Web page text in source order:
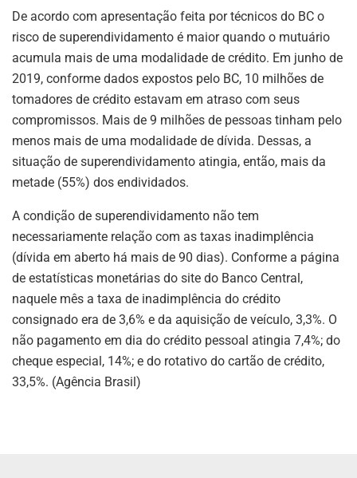
De acordo com apresentação feita por técnicos do BC o
risco de superendividamento é maior quando o mutuário
acumula mais de uma modalidade de crédito. Em junho de
2019, conforme dados expostos pelo BC, 10 milhões de
tomadores de crédito estavam em atraso com seus
compromissos. Mais de 9 milhões de pessoas tinham pelo
menos mais de uma modalidade de dívida. Dessas, a
situação de superendividamento atingia, então, mais da
metade (55%) dos endividados.
A condição de superendividamento não tem
necessariamente relação com as taxas inadimplência
(dívida em aberto há mais de 90 dias). Conforme a página
de estatísticas monetárias do site do Banco Central,
naquele mês a taxa de inadimplência do crédito
consignado era de 3,6% e da aquisição de veículo, 3,3%. O
não pagamento em dia do crédito pessoal atingia 7,4%; do
cheque especial, 14%; e do rotativo do cartão de crédito,
33,5%. (Agência Brasil)